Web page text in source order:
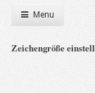
Menu
Zeichengröße